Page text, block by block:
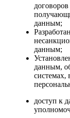
данным;
данным;
данным,
системах,
доступ к